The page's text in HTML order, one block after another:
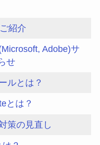
紹介
Adobe)サ
せ
ルとは？
とは？
策の見直し